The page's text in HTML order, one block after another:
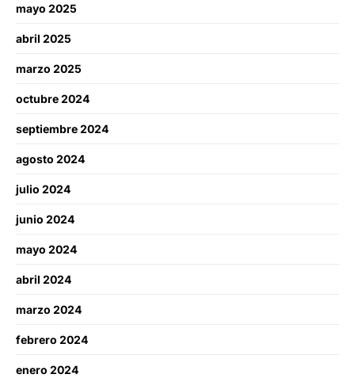
mayo 2025
abril 2025
marzo 2025
octubre 2024
septiembre 2024
agosto 2024
julio 2024
junio 2024
mayo 2024
abril 2024
marzo 2024
febrero 2024
enero 2024